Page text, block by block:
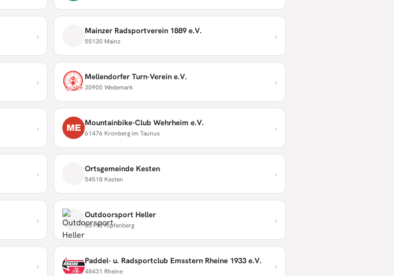
› Mainzer Radsportverein 1889 e.V.
55130 Mainz ›
› Mellendorfer Turn-Verein e.V.
30900 Wedemark ›
› ME Mountainbike-Club Wehrheim e.V.
61476 Kronberg im Taunus ›
› Ortsgemeinde Kesten
54518 Kesten ›
› Outdoorsport Heller
85110 Kipfenberg ›
› Paddel- u. Radsportclub Emsstern Rheine 1933 e.V.
48431 Rheine ›